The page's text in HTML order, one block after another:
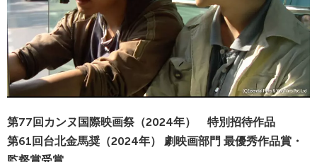
第77回カンヌ国際映画祭（2024年） 特別招待作品
第61回台北金馬奨（2024年） 劇映画部門 最優秀作品賞・